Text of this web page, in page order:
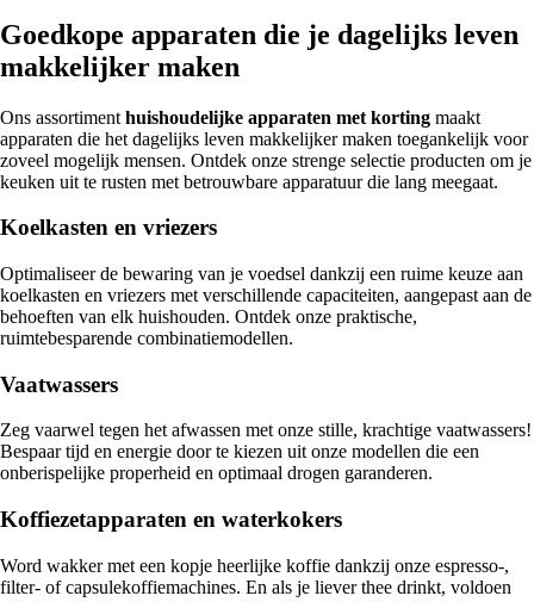
Goedkope apparaten die je dagelijks leven
makkelijker maken
Ons assortiment huishoudelijke apparaten met korting maakt
apparaten die het dagelijks leven makkelijker maken toegankelijk voor
zoveel mogelijk mensen. Ontdek onze strenge selectie producten om je
keuken uit te rusten met betrouwbare apparatuur die lang meegaat.
Koelkasten en vriezers
Optimaliseer de bewaring van je voedsel dankzij een ruime keuze aan
koelkasten en vriezers met verschillende capaciteiten, aangepast aan de
behoeften van elk huishouden. Ontdek onze praktische,
ruimtebesparende combinatiemodellen.
Vaatwassers
Zeg vaarwel tegen het afwassen met onze stille, krachtige vaatwassers!
Bespaar tijd en energie door te kiezen uit onze modellen die een
onberispelijke properheid en optimaal drogen garanderen.
Koffiezetapparaten en waterkokers
Word wakker met een kopje heerlijke koffie dankzij onze espresso-,
filter- of capsulekoffiemachines. En als je liever thee drinkt, voldoen